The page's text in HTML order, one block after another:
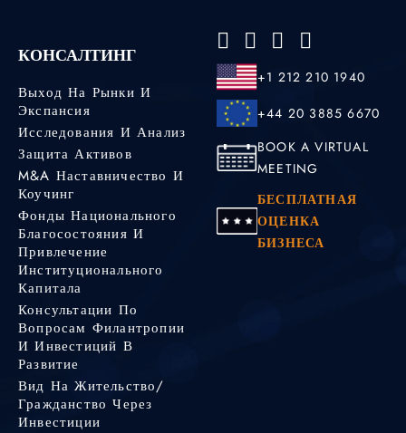
КОНСАЛТИНГ
Выход На Рынки И
Экспансия
Исследования И Анализ
Защита Активов
M&A Наставничество И
Коучинг
Фонды Национального
Благосостояния И
Привлечение
Институционального
Капитала
Консультации По
Вопросам Филантропии
И Инвестиций В
Развитие
Вид На Жительство/
Гражданство Через
Инвестиции
+1 212 210 1940
+44 20 3885 6670
BOOK A VIRTUAL
MEETING
БЕСПЛАТНАЯ
ОЦЕНКА
БИЗНЕСА